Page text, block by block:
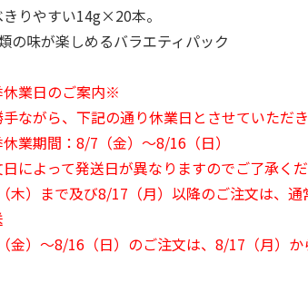
きりやすい14g×20本。
の味が楽しめるバラエティパック
業日のご案内※
ながら、下記の通り休業日とさせていただき
休業期間：8/7（金）～8/16（日）
によって発送日が異なりますのでご了承くだ
木）まで及び8/17（月）以降のご注文は、
金）～8/16（日）のご注文は、8/17（月）